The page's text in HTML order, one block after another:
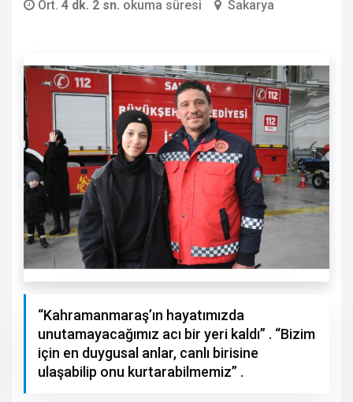
Ort. 4 dk. 2 sn. okuma süresi Sakarya
“Kahramanmaraş’ın hayatımızda
unutamayacağımız acı bir yeri kaldı” . “Bizim
için en duygusal anlar, canlı birisine
ulaşabilip onu kurtarabilmemiz” .